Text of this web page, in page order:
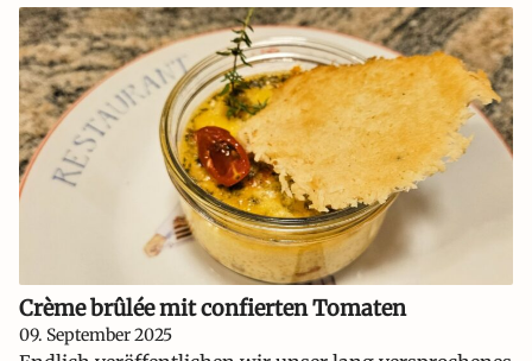
Crème brûlée mit confierten Tomaten
09. September 2025